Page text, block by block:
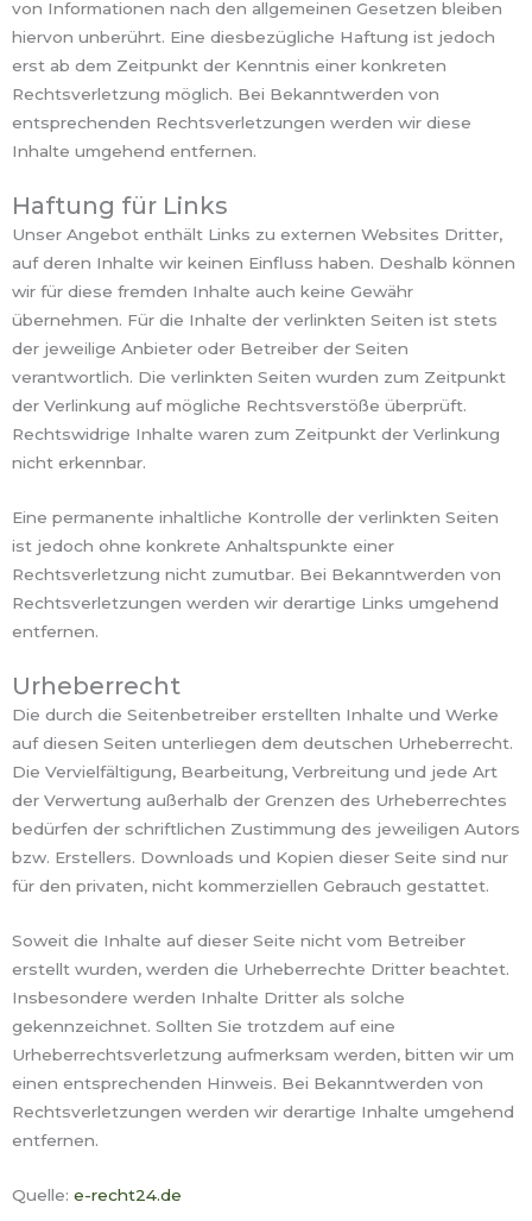
von Informationen nach den allgemeinen Gesetzen bleiben
hiervon unberührt. Eine diesbezügliche Haftung ist jedoch
erst ab dem Zeitpunkt der Kenntnis einer konkreten
Rechtsverletzung möglich. Bei Bekanntwerden von
entsprechenden Rechtsverletzungen werden wir diese
Inhalte umgehend entfernen.
Haftung für Links
Unser Angebot enthält Links zu externen Websites Dritter,
auf deren Inhalte wir keinen Einfluss haben. Deshalb können
wir für diese fremden Inhalte auch keine Gewähr
übernehmen. Für die Inhalte der verlinkten Seiten ist stets
der jeweilige Anbieter oder Betreiber der Seiten
verantwortlich. Die verlinkten Seiten wurden zum Zeitpunkt
der Verlinkung auf mögliche Rechtsverstöße überprüft.
Rechtswidrige Inhalte waren zum Zeitpunkt der Verlinkung
nicht erkennbar.
Eine permanente inhaltliche Kontrolle der verlinkten Seiten
ist jedoch ohne konkrete Anhaltspunkte einer
Rechtsverletzung nicht zumutbar. Bei Bekanntwerden von
Rechtsverletzungen werden wir derartige Links umgehend
entfernen.
Urheberrecht
Die durch die Seitenbetreiber erstellten Inhalte und Werke
auf diesen Seiten unterliegen dem deutschen Urheberrecht.
Die Vervielfältigung, Bearbeitung, Verbreitung und jede Art
der Verwertung außerhalb der Grenzen des Urheberrechtes
bedürfen der schriftlichen Zustimmung des jeweiligen Autors
bzw. Erstellers. Downloads und Kopien dieser Seite sind nur
für den privaten, nicht kommerziellen Gebrauch gestattet.
Soweit die Inhalte auf dieser Seite nicht vom Betreiber
erstellt wurden, werden die Urheberrechte Dritter beachtet.
Insbesondere werden Inhalte Dritter als solche
gekennzeichnet. Sollten Sie trotzdem auf eine
Urheberrechtsverletzung aufmerksam werden, bitten wir um
einen entsprechenden Hinweis. Bei Bekanntwerden von
Rechtsverletzungen werden wir derartige Inhalte umgehend
entfernen.
Quelle: e-recht24.de